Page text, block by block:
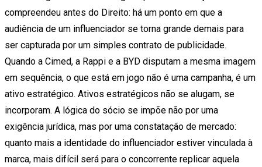
compreendeu antes do Direito: há um ponto em que a
audiência de um influenciador se torna grande demais para
ser capturada por um simples contrato de publicidade.
Quando a Cimed, a Rappi e a BYD disputam a mesma imagem
em sequência, o que está em jogo não é uma campanha, é um
ativo estratégico. Ativos estratégicos não se alugam, se
incorporam. A lógica do sócio se impõe não por uma
exigência jurídica, mas por uma constatação de mercado:
quanto mais a identidade do influenciador estiver vinculada à
marca, mais difícil será para o concorrente replicar aquela